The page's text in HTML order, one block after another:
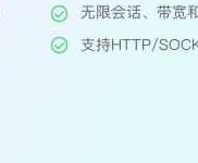
无限会话、带宽
支持HTTP/